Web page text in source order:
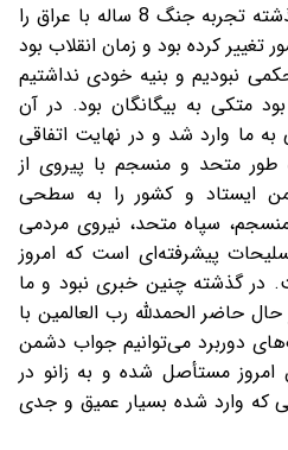
ثالثا: ما در کمتر از 40 سال گذشته تجربه جنگ 8 ساله با عراق را
کرده بود و زمان انقلاب بود
نبودیم و بنیه خودی نداشتیم
متکی به بیگانگان بود. در آن
ما وارد شد و در نهایت اتفاقی
متحد و منسجم با پیروی از
ایستاد و کشور را به سطحی
سپاه متحد، نیروی مردمی
پیشرفته‌ای است که امروز
در گذشته چنین خبری نبود و ما
حاضر الحمدلله رب العالمین با
دوربرد می‌توانیم جواب دشمن
مستأصل شده و به زانو در
که وارد شده بسیار عمیق و جدی